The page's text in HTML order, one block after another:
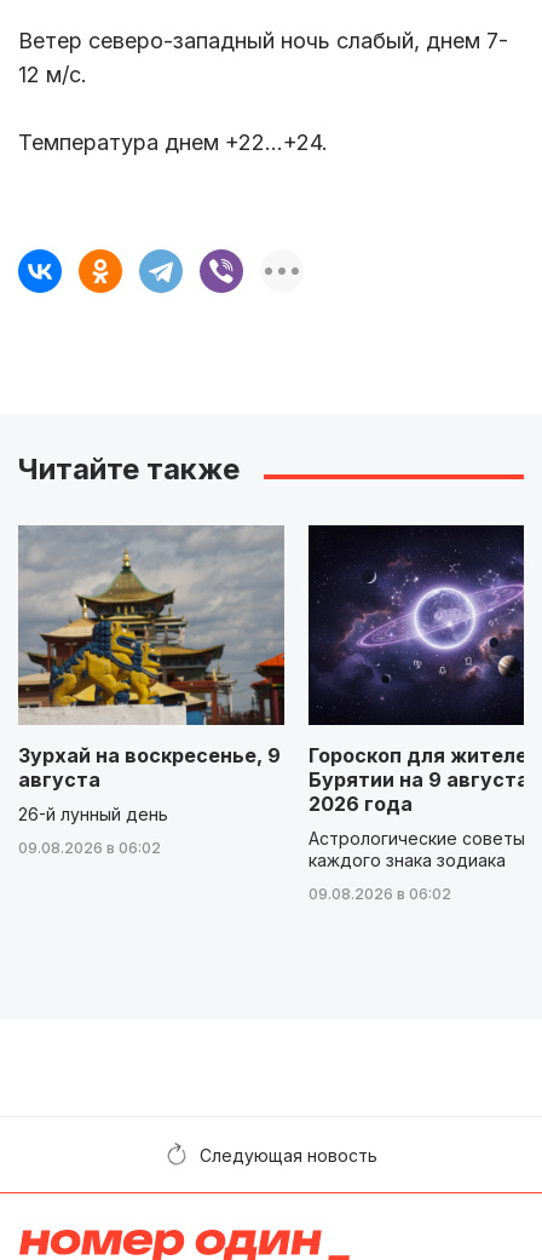
Ветер северо-западный ночь слабый, днем 7-
12 м/с.
Температура днем +22...+24.
Читайте также
Зурхай на воскресенье, 9
августа
26-й лунный день
09.08.2026 в 06:02
Гороскоп для жителей
Бурятии на 9 августа
2026 года
Астрологические советы
каждого знака зодиака
09.08.2026 в 06:02
Следующая новость